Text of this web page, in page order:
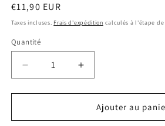
Prix
habituel
€11,90 EUR
Taxes incluses. Frais d'expédition calculés à l'étape de
Quantité
Quantité
Réduire
la
quantité
Porte-
Augmenter
la
quantité
Porte-
Ajouter au